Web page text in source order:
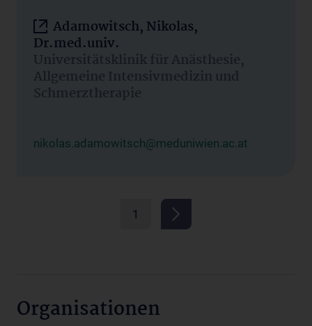
Adamowitsch, Nikolas,
Dr.med.univ.
Universitätsklinik für Anästhesie,
Allgemeine Intensivmedizin und
Schmerztherapie
nikolas.adamowitsch@meduniwien.ac.at
1
Organisationen